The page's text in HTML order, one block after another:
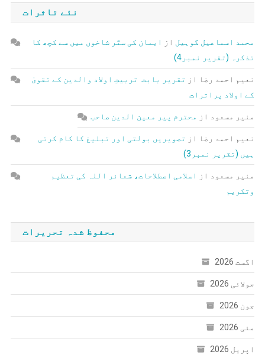
نئے تاثرات
محمد اسماعیل گوہیل از
ایمان کی ستّر شاخوں میں سے کچھ کا
تذکرہ (تقریر نمبر4)
نعیم احمد رضا از تقریر بابت تربیتِ اولاد والدین کے تقویٰ
کے اولاد پراثرات
منیر مسعود از محترم پیر معین الدین صاحب
نعیم احمد رضا از تصویریں بولتی اور تبلیغ کا کام کرتی
ہیں (تقریر نمبر3)
منیر مسعود از
اسلامی اصطلاحات، شعائر اللہ کی تعظیم
وتکریم
محفوظ شدہ تحریرات
اگست 2026
جولائی 2026
جون 2026
مئی 2026
اپریل 2026